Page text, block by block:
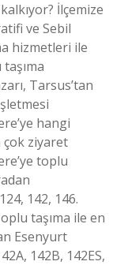
İlçemize
ve Sebil
hizmetleri ile
Tarsus’tan
hangi
ziyaret
toplu
142, 146.
taşıma ile en
Esenyurt
142B, 142ES,